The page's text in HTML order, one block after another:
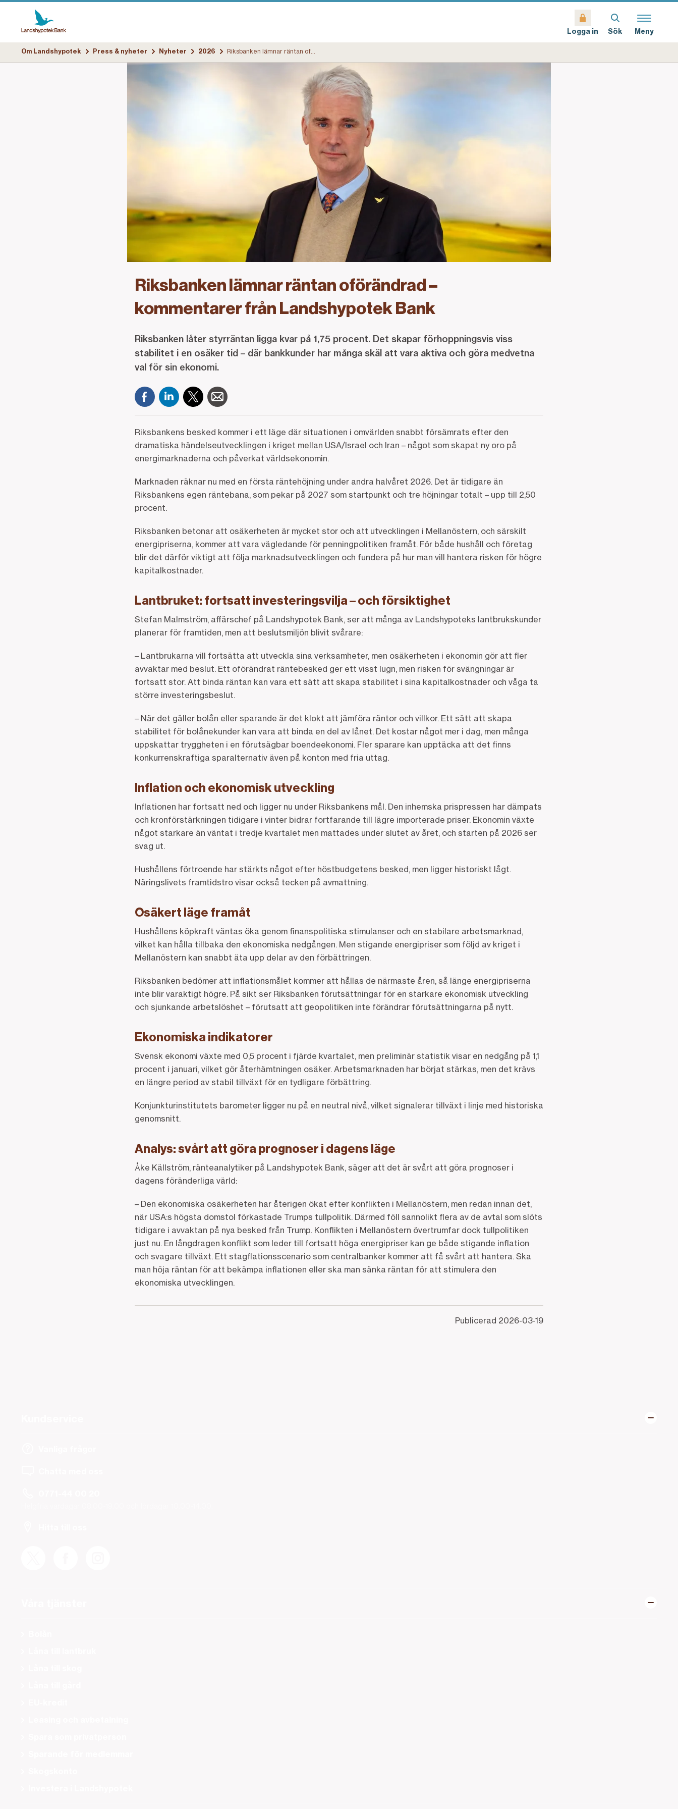
Logga in Sök Meny
Om Landshypotek Press & nyheter Nyheter 2026 Riksbanken lämnar räntan oförändrad – kommentarer från Landshypotek Bank
Riksbanken lämnar räntan oförändrad –
kommentarer från Landshypotek Bank
Riksbanken låter styrräntan ligga kvar på 1,75 procent. Det skapar förhoppningsvis viss
stabilitet i en osäker tid – där bankkunder har många skäl att vara aktiva och göra medvetna
val för sin ekonomi.
Riksbankens besked kommer i ett läge där situationen i omvärlden snabbt försämrats efter den
dramatiska händelseutvecklingen i kriget mellan USA/Israel och Iran – något som skapat ny oro på
energimarknaderna och påverkat världsekonomin.
Marknaden räknar nu med en första räntehöjning under andra halvåret 2026. Det är tidigare än
Riksbankens egen räntebana, som pekar på 2027 som startpunkt och tre höjningar totalt – upp till 2,50
procent.
Riksbanken betonar att osäkerheten är mycket stor och att utvecklingen i Mellanöstern, och särskilt
energipriserna, kommer att vara vägledande för penningpolitiken framåt. För både hushåll och företag
blir det därför viktigt att följa marknadsutvecklingen och fundera på hur man vill hantera risken för högre
kapitalkostnader.
Lantbruket: fortsatt investeringsvilja – och försiktighet
Stefan Malmström, affärschef på Landshypotek Bank, ser att många av Landshypoteks lantbrukskunder
planerar för framtiden, men att beslutsmiljön blivit svårare:
– Lantbrukarna vill fortsätta att utveckla sina verksamheter, men osäkerheten i ekonomin gör att fler
avvaktar med beslut. Ett oförändrat räntebesked ger ett visst lugn, men risken för svängningar är
fortsatt stor. Att binda räntan kan vara ett sätt att skapa stabilitet i sina kapitalkostnader och våga ta
större investeringsbeslut.
– När det gäller bolån eller sparande är det klokt att jämföra räntor och villkor. Ett sätt att skapa
stabilitet för bolånekunder kan vara att binda en del av lånet. Det kostar något mer i dag, men många
uppskattar tryggheten i en förutsägbar boendeekonomi. Fler sparare kan upptäcka att det finns
konkurrenskraftiga sparalternativ även på konton med fria uttag.
Inflation och ekonomisk utveckling
Inflationen har fortsatt ned och ligger nu under Riksbankens mål. Den inhemska prispressen har dämpats
och kronförstärkningen tidigare i vinter bidrar fortfarande till lägre importerade priser. Ekonomin växte
något starkare än väntat i tredje kvartalet men mattades under slutet av året, och starten på 2026 ser
svag ut.
Hushållens förtroende har stärkts något efter höstbudgetens besked, men ligger historiskt lågt.
Näringslivets framtidstro visar också tecken på avmattning.
Osäkert läge framåt
Hushållens köpkraft väntas öka genom finanspolitiska stimulanser och en stabilare arbetsmarknad,
vilket kan hålla tillbaka den ekonomiska nedgången. Men stigande energipriser som följd av kriget i
Mellanöstern kan snabbt äta upp delar av den förbättringen.
Riksbanken bedömer att inflationsmålet kommer att hållas de närmaste åren, så länge energipriserna
inte blir varaktigt högre. På sikt ser Riksbanken förutsättningar för en starkare ekonomisk utveckling
och sjunkande arbetslöshet – förutsatt att geopolitiken inte förändrar förutsättningarna på nytt.
Ekonomiska indikatorer
Svensk ekonomi växte med 0,5 procent i fjärde kvartalet, men preliminär statistik visar en nedgång på 1,1
procent i januari, vilket gör återhämtningen osäker. Arbetsmarknaden har börjat stärkas, men det krävs
en längre period av stabil tillväxt för en tydligare förbättring.
Konjunkturinstitutets barometer ligger nu på en neutral nivå, vilket signalerar tillväxt i linje med historiska
genomsnitt.
Analys: svårt att göra prognoser i dagens läge
Åke Källström, ränteanalytiker på Landshypotek Bank, säger att det är svårt att göra prognoser i
dagens föränderliga värld:
– Den ekonomiska osäkerheten har återigen ökat efter konflikten i Mellanöstern, men redan innan det,
när USA:s högsta domstol förkastade Trumps tullpolitik. Därmed föll sannolikt flera av de avtal som slöts
tidigare i avvaktan på nya besked från Trump. Konflikten i Mellanöstern övertrumfar dock tullpolitiken
just nu. En långdragen konflikt som leder till fortsatt höga energipriser kan ge både stigande inflation
och svagare tillväxt. Ett stagflationsscenario som centralbanker kommer att få svårt att hantera. Ska
man höja räntan för att bekämpa inflationen eller ska man sänka räntan för att stimulera den
ekonomiska utvecklingen.
Publicerad 2026-03-19